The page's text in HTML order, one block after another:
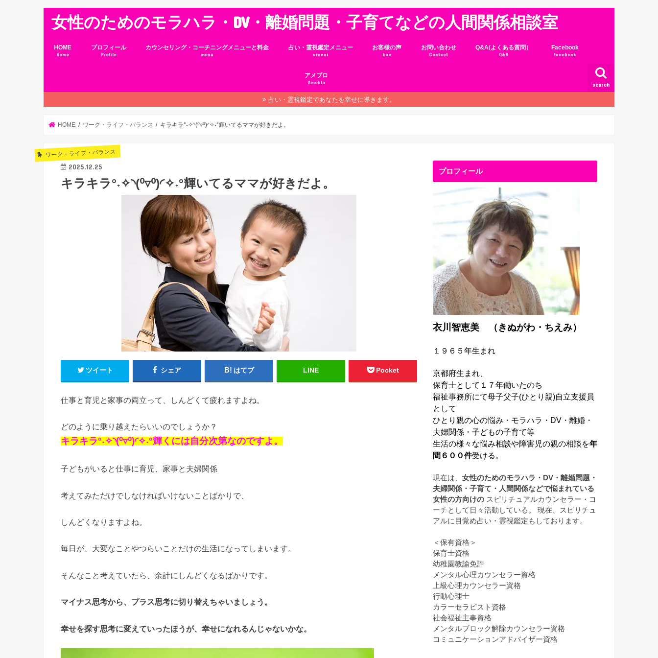
女性のためのモラハラ・DV・離婚問題・子育てなどの人間関係相談室
search
HOME
Home
プロフィール
Profile
カウンセリング・コーチニングメニューと料金
menu
占い・霊視鑑定メニュー
uranai
お客様の声
koe
お問い合わせ
Contact
Q&A(よくある質問）
Q&A
Facebook
Facebook
アメブロ
Ameblo
占い・霊視鑑定であなたを幸せに導きます。
HOME ワーク・ライフ・バランス キラキラ°˖✧◝(⁰▿⁰)◜✧˖°輝いてるママが好きだよ。
ワーク・ライフ・バランス
2025.12.25
キラキラ°˖✧◝(⁰▿⁰)◜✧˖°輝いてるママが好きだよ。
ツイート シェア はてブ LINE Pocket
仕事と育児と家事の両立って、しんどくて疲れますよね。
どのように乗り越えたらいいのでしょうか？
キラキラ°˖✧◝(⁰▿⁰)◜✧˖°輝くには自分次第なのですよ。
子どもがいると仕事に育児、家事と夫婦関係
考えてみただけでしなければいけないことばかりで、
しんどくなりますよね。
毎日が、大変なことやつらいことだけの生活になってしまいます。
そんなこと考えていたら、余計にしんどくなるばかりです。
マイナス思考から、プラス思考に切り替えちゃいましょう。
幸せを探す思考に変えていったほうが、幸せになれるんじゃないかな。
プロフィール
衣川智恵美 （きぬがわ・ちえみ）
１９６５年生まれ
京都府生まれ、
保育士として１７年働いたのち
福祉事務所にて母子父子(ひとり親)自立支援員
として
ひとり親の心の悩み・モラハラ・DV・離婚・
夫婦関係・子どもの子育て等
生活の様々な悩み相談や障害児の親の相談を年
間６００件受ける。
現在は、 女性のためのモラハラ・DV・離婚問題・
夫婦関係・子育て・人間関係などで悩まれている
女性の方向けの スピリチュアルカウンセラー・コ
ーチとして日々活動している。 現在、スピリチュ
アルに目覚め占い・霊視鑑定もしております。
＜保有資格＞
保育士資格
幼稚園教諭免許
メンタル心理カウンセラー資格
上級心理カウンセラー資格
行動心理士
カラーセラピスト資格
社会福祉主事資格
メンタルブロック解除カウンセラー資格
コミュニケーションアドバイザー資格